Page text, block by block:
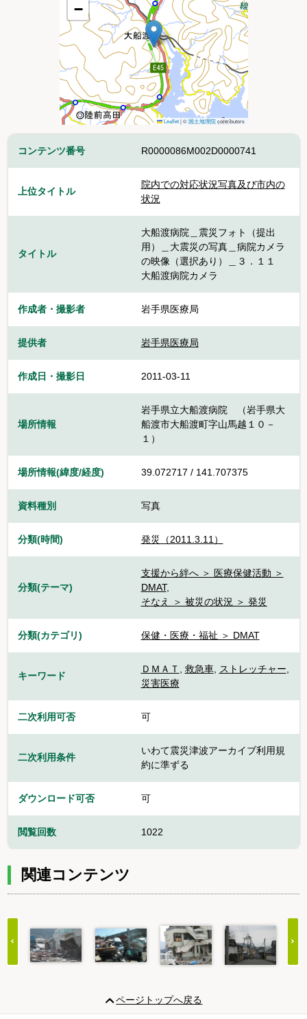
−
Leaflet |©国土地理院contributors
コンテンツ番号 R0000086M002D0000741
上位タイトル
院内での対応状況写真及び市内の
状況
タイトル
大船渡病院＿震災フォト（提出
用）＿大震災の写真＿病院カメラ
の映像（選択あり）＿３．１１
大船渡病院カメラ
作成者・撮影者 岩手県医療局
提供者 岩手県医療局
作成日・撮影日 2011-03-11
場所情報
岩手県立大船渡病院 （岩手県大
船渡市大船渡町字山馬越１０－
１）
場所情報(緯度/経度) 39.072717 / 141.707375
資料種別 写真
分類(時間) 発災（2011.3.11）
分類(テーマ)
支援から絆へ ＞ 医療保健活動 ＞
DMAT,
そなえ ＞ 被災の状況 ＞ 発災
分類(カテゴリ) 保健・医療・福祉 ＞ DMAT
キーワード
ＤＭＡＴ , 救急車, ストレッチャー,
災害医療
二次利用可否 可
二次利用条件
いわて震災津波アーカイブ利用規
約に準ずる
ダウンロード可否 可
閲覧回数 1022
関連コンテンツ
20
ページトップへ戻る